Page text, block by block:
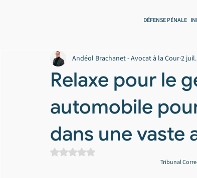
DÉFENSE PÉNALE
Relaxe pour le
automobile
dans une vaste
Andéol Brachanet - Avocat à la Cour2 juil.
Noté NaN étoiles sur 5.
Tribunal